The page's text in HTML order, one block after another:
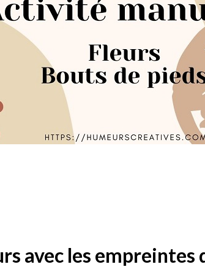
avec les empreintes